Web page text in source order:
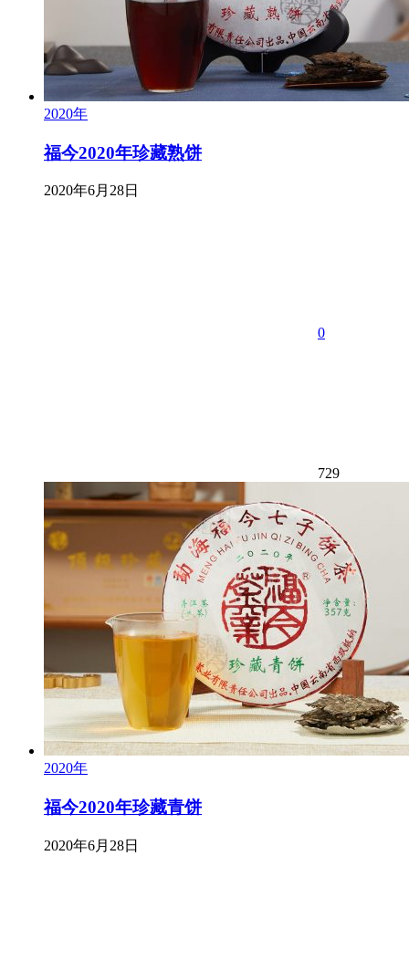
2020年
福今2020年珍藏熟饼
2020年6月28日
0
729
2020年
福今2020年珍藏青饼
2020年6月28日